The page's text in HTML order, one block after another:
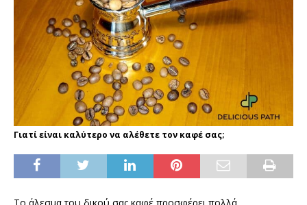
Γιατί είναι καλύτερο να αλέθετε τον καφέ σας;